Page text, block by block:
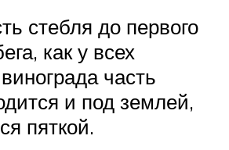
стебля до первого
как у всех
часть
и под землей,
пяткой.